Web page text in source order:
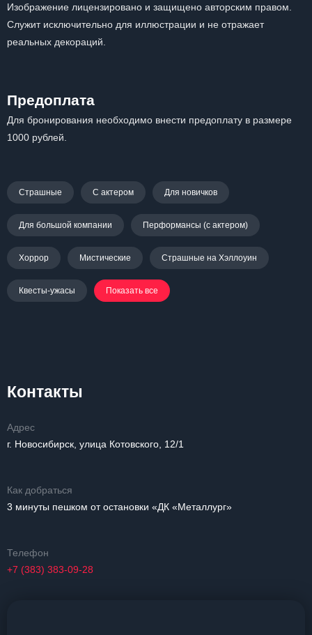
Изображение лицензировано и защищено авторским правом.
Служит исключительно для иллюстрации и не отражает
реальных декораций.
Предоплата
Для бронирования необходимо внести предоплату в размере
1000 рублей.
Страшные С актером Для новичков
Для большой компании Перформансы (с актером)
Хоррор Мистические Страшные на Хэллоуин
Квесты-ужасы Показать все
Контакты
Адрес
г. Новосибирск, улица Котовского, 12/1
Как добраться
3 минуты пешком от остановки «ДК «Металлург»
Телефон
+7 (383) 383-09-28